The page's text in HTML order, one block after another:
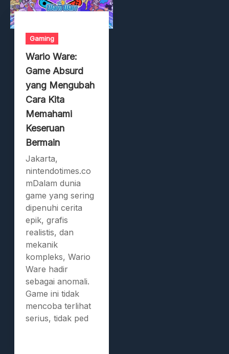
Gaming
Wario Ware:
Game Absurd
yang Mengubah
Cara Kita
Memahami
Keseruan
Bermain
Jakarta,
nintendotimes.co
mDalam dunia
game yang sering
dipenuhi cerita
epik, grafis
realistis, dan
mekanik
kompleks, Wario
Ware hadir
sebagai anomali.
Game ini tidak
mencoba terlihat
serius, tidak ped